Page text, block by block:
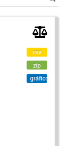
csv
zip
gráfico